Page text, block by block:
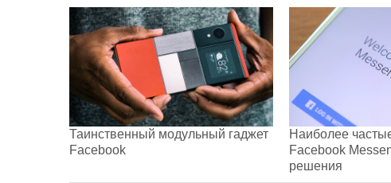
Таинственный модульный гаджет
Facebook
Наиболее
Facebook
решения